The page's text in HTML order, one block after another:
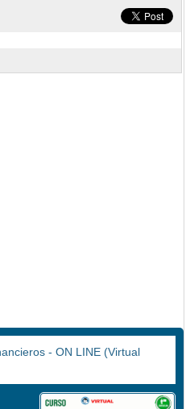
- ON LINE (Virtual